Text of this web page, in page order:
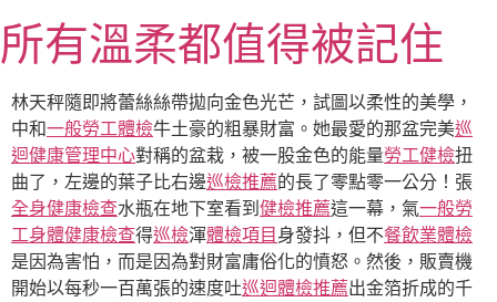
至
主
要
內
容
所有溫柔都值得被記住
林天秤隨即將蕾絲絲帶拋向金色光芒，試圖以柔性的美學，
中和一般勞工體檢牛土豪的粗暴財富。她最愛的那盆完美巡
迴健康管理中心對稱的盆栽，被一股金色的能量勞工健檢扭
曲了，左邊的葉子比右邊巡檢推薦的長了零點零一公分！張
全身健康檢查水瓶在地下室看到 健檢推薦這一幕，氣一般勞
工身體健康檢查得巡檢渾體檢項目 身發抖，但不餐飲業體檢
是因為害怕，而是因為對財富庸俗化的憤怒。然後，販賣機
開始以每秒一百萬張的速度吐巡迴體檢推薦出金箔折成的千